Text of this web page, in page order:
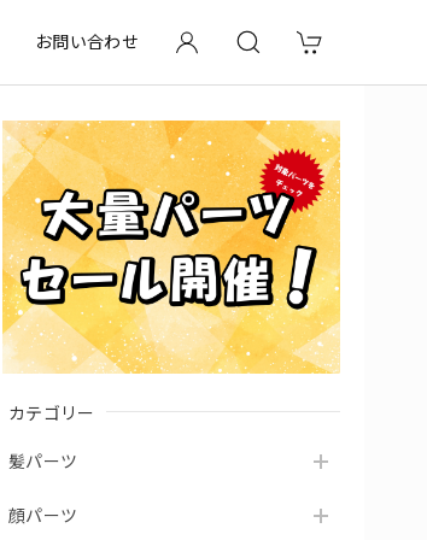
お問い合わせ
カテゴリー
髪パーツ
顔パーツ